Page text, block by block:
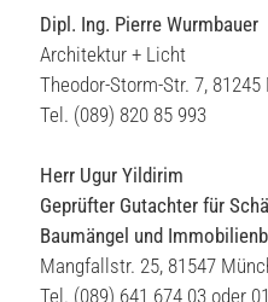
Dipl. Ing. Pierre Wurmbauer
Architektur + Licht
Theodor-Storm-Str. 7, 81245
Tel. (089) 820 85 993
Herr Ugur Yildirim
Geprüfter Gutachter für
Baumängel und
Mangfallstr. 25, 81547
Tel. (089) 641 674 03 oder